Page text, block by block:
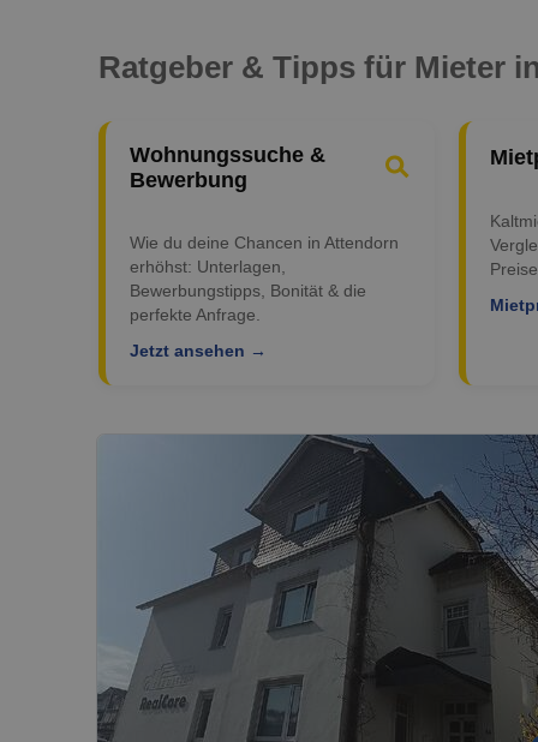
Ratgeber & Tipps für Mieter
Wohnungssuche &
Bewerbung
Wie du deine Chancen in Attendorn
erhöhst: Unterlagen,
Bewerbungstipps, Bonität & die
perfekte Anfrage.
Jetzt ansehen →